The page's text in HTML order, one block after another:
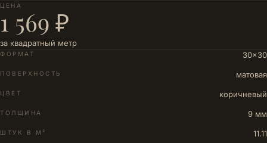
ЦЕНА
1 569 ₽
за квадратный метр
ФОРМАТ 30×30
ПОВЕРХНОСТЬ матовая
ЦВЕТ коричневый
ТОЛЩИНА 9 мм
ШТУК В М² 11.11